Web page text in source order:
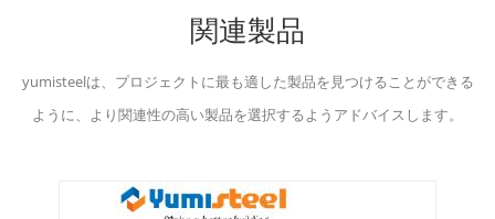
関連製品
yumisteelは、プロジェクトに最も適した製品を見つけることができる
ように、より関連性の高い製品を選択するようアドバイスします。